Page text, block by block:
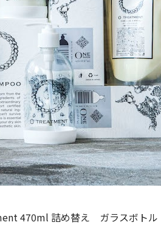
470ml 詰め替え ガラスボトル